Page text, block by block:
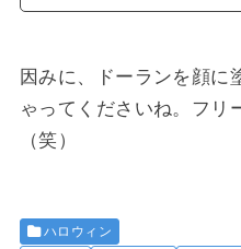
因みに、ドーランを顔に
ゃってくださいね。フリ
（笑）
ハロウィン